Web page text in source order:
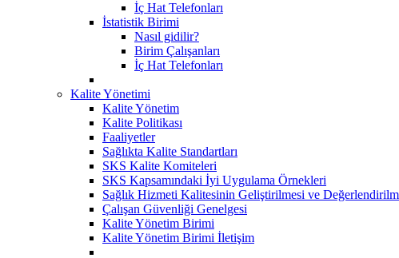
İç Hat Telefonları
İstatistik Birimi
Nasıl gidilir?
Birim Çalışanları
İç Hat Telefonları
Kalite Yönetimi
Kalite Yönetim
Kalite Politikası
Faaliyetler
Sağlıkta Kalite Standartları
SKS Kalite Komiteleri
SKS Kapsamındaki İyi Uygulama Örnekleri
Sağlık Hizmeti Kalitesinin Geliştirilmesi ve
Çalışan Güvenliği Genelgesi
Kalite Yönetim Birimi
Kalite Yönetim Birimi İletişim